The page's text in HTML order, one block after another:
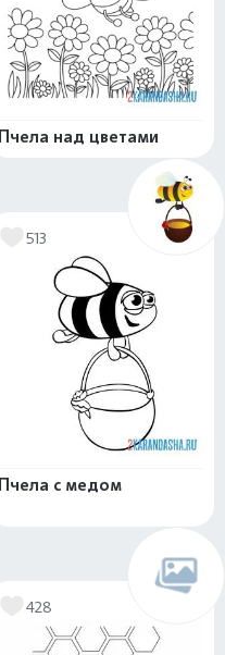
Пчела над цветами
513
Пчела с медом
428